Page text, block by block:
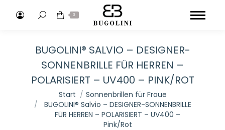
Search: 0
BUGOLINI® SALVIO – DESIGNER-
SONNENBRILLE FÜR HERREN –
POLARISIERT – UV400 – PINK/ROT
Sie befinden sich hier:
Start
Sonnenbrillen für Fraue
BUGOLINI® Salvio – DESIGNER-SONNENBRILLE
FÜR HERREN – POLARISIERT – UV400 –
Pink/Rot